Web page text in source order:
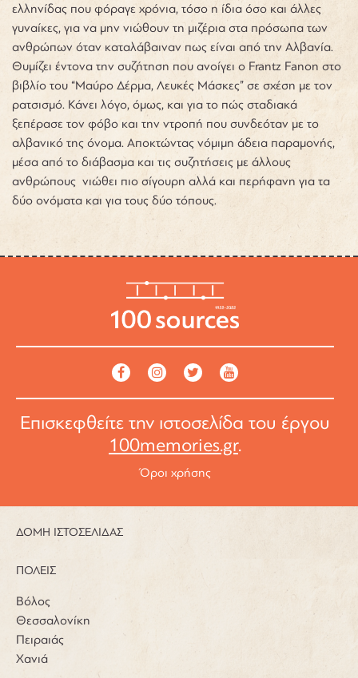
ελληνίδας που φόραγε χρόνια, τόσο η ίδια όσο και άλλες
γυναίκες, για να μην νιώθουν τη μιζέρια στα πρόσωπα των
ανθρώπων όταν καταλάβαιναν πως είναι από την Αλβανία.
Θυμίζει έντονα την συζήτηση που ανοίγει ο Frantz Fanon στο
βιβλίο του “Μαύρο Δέρμα, Λευκές Μάσκες” σε σχέση με τον
ρατσισμό. Κάνει λόγο, όμως, και για το πώς σταδιακά
ξεπέρασε τον φόβο και την ντροπή που συνδεόταν με το
αλβανικό της όνομα. Αποκτώντας νόμιμη άδεια παραμονής,
μέσα από το διάβασμα και τις συζητήσεις με άλλους
ανθρώπους νιώθει πιο σίγουρη αλλά και περήφανη για τα
δύο ονόματα και για τους δύο τόπους.
Επισκεφθείτε την ιστοσελίδα του έργου
100memories.gr.
Όροι χρήσης
ΔΟΜΗ ΙΣΤΟΣΕΛΙΔΑΣ
ΠΟΛΕΙΣ
Βόλος
Θεσσαλονίκη
Πειραιάς
Χανιά